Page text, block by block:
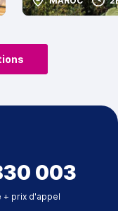
003
+ prix d'appel